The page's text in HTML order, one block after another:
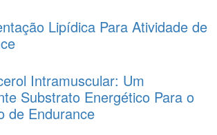
Lipídica Para Atividade de
Intramuscular: Um
Substrato Energético Para o
de Endurance